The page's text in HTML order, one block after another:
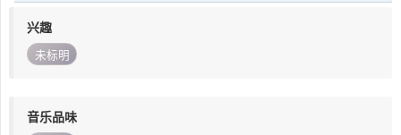
兴趣
未标明
音乐品味